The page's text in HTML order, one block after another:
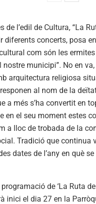
de l’edil de Cultura, “La
diferents concerts, posa
com són les
nostre municipi”. No en
arquitectura religiosa
al nom de la
a més s’ha convertit en
en el seu moment estes
a lloc de trobada de la
Tradició que continua
dates de l’any en què
de ‘La Ruta
inici el dia 27 en la